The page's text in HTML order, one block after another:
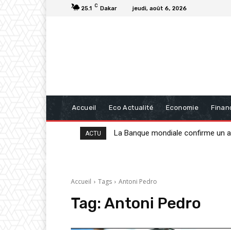
25.1 C Dakar jeudi, août 6, 2026
Accueil Eco Actualité Economie
ACTU La Banque mondiale confirme un
20 milliards de FCFA de la BAD
Accueil Tags Antoni Pedro
Tag: Antoni Pedro